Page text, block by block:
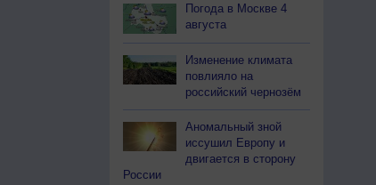
Погода в Москве 4
августа
Изменение климата
повлияло на
российский чернозём
Аномальный зной
иссушил Европу и
двигается в сторону
России